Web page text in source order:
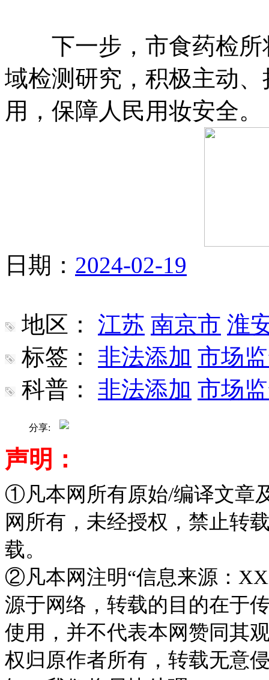
下一步，市食药检所
域检测研究，积极主动
用，保障人民用妆安全。
日期： 2024-02-19
地区： 江苏 南京市 淮
标签：
非法添加 市场
科普：
非法添加 市场
分享:
声明：
①凡本网所有原始/编译文章
网所有，未经授权，禁止转
载。
②凡本网注明“信息来源：
源于网络，转载的目的在于
使用，并不代表本网赞同其
权归原作者所有，转载无意